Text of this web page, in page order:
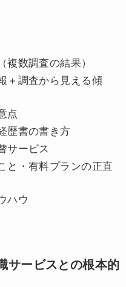
複数調査の結果）
＋調査から見える傾
点
歴書の書き方
サービス
と・有料プランの正直
ハウ
サービスとの根本的